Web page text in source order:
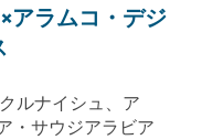
アラムコ・デジ
ルナイシュ、ア
・サウジアラビア